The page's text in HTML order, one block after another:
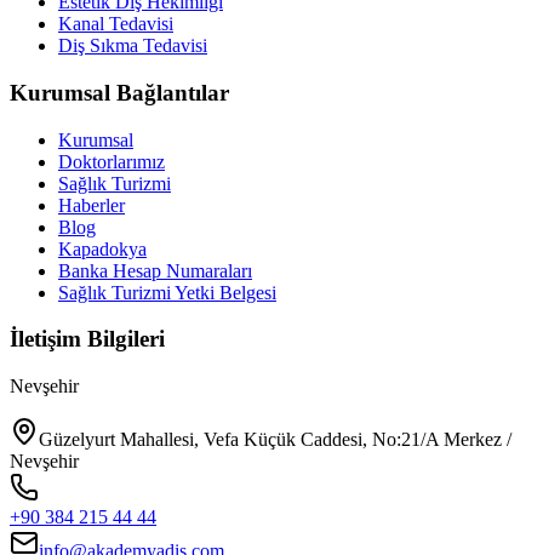
Kanal Tedavisi
Diş Sıkma Tedavisi
Kurumsal Bağlantılar
Kurumsal
Doktorlarımız
Sağlık Turizmi
Haberler
Blog
Kapadokya
Banka Hesap Numaraları
Sağlık Turizmi Yetki Belgesi
İletişim Bilgileri
Nevşehir
Güzelyurt Mahallesi, Vefa Küçük Caddesi, No:21/A Merkez /
Nevşehir
+90 384 215 44 44